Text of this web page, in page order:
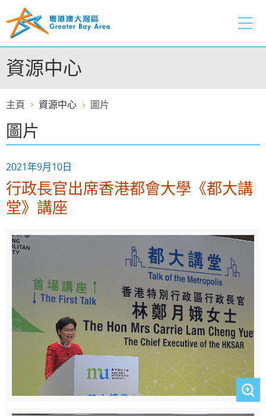
至
容
的
開
資源中心
主頁 資源中心 圖片
圖片
2021年9月10日
行政長官出席香港都會大學《都大講
堂》講座